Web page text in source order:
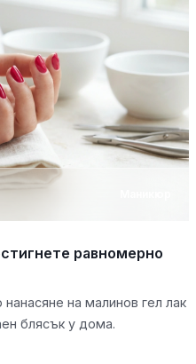
равномерно
на малинов гел лак
блясък у дома.